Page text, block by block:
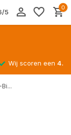
5
0
Wij scoren een